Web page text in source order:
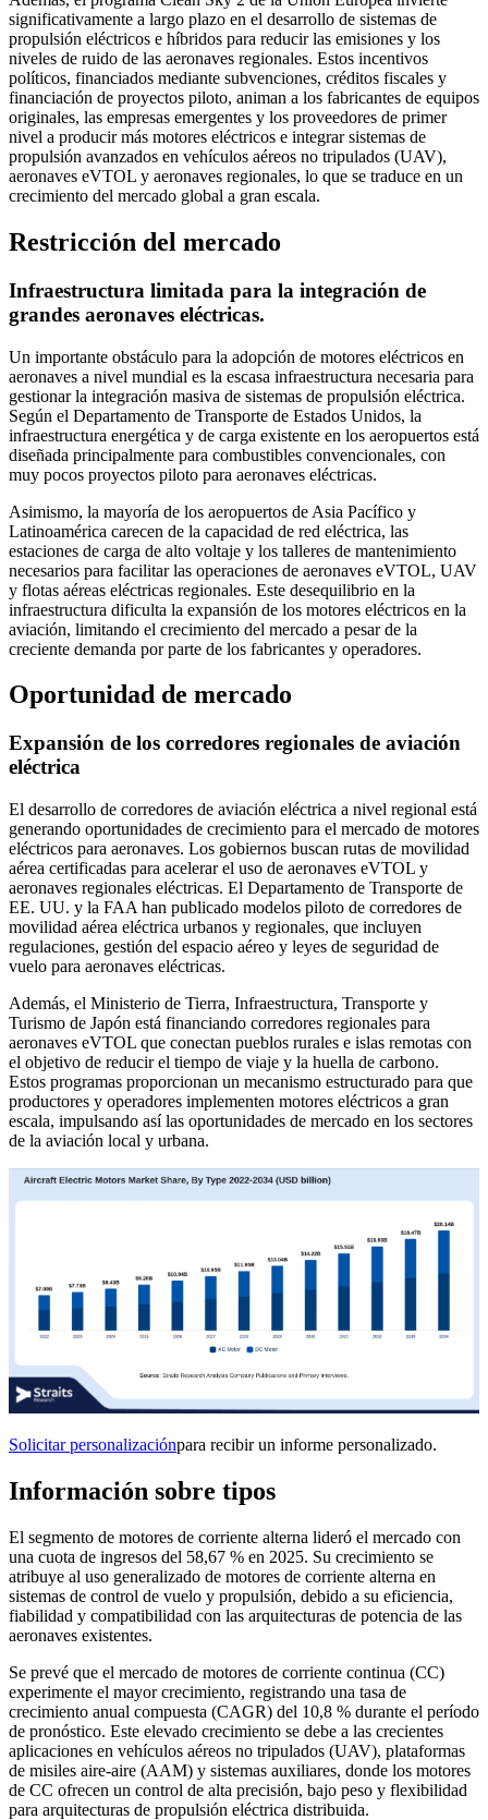
significativamente a largo plazo en el desarrollo de sistemas de
propulsión eléctricos e híbridos para reducir las emisiones y los
niveles de ruido de las aeronaves regionales. Estos incentivos
políticos, financiados mediante subvenciones, créditos fiscales y
financiación de proyectos piloto, animan a los fabricantes de equipos
originales, las empresas emergentes y los proveedores de primer
nivel a producir más motores eléctricos e integrar sistemas de
propulsión avanzados en vehículos aéreos no tripulados (UAV),
aeronaves eVTOL y aeronaves regionales, lo que se traduce en un
crecimiento del mercado global a gran escala.
Restricción del mercado
Infraestructura limitada para la integración de
grandes aeronaves eléctricas.
Un importante obstáculo para la adopción de motores eléctricos en
aeronaves a nivel mundial es la escasa infraestructura necesaria para
gestionar la integración masiva de sistemas de propulsión eléctrica.
Según el Departamento de Transporte de Estados Unidos, la
infraestructura energética y de carga existente en los aeropuertos está
diseñada principalmente para combustibles convencionales, con
muy pocos proyectos piloto para aeronaves eléctricas.
Asimismo, la mayoría de los aeropuertos de Asia Pacífico y
Latinoamérica carecen de la capacidad de red eléctrica, las
estaciones de carga de alto voltaje y los talleres de mantenimiento
necesarios para facilitar las operaciones de aeronaves eVTOL, UAV
y flotas aéreas eléctricas regionales. Este desequilibrio en la
infraestructura dificulta la expansión de los motores eléctricos en la
aviación, limitando el crecimiento del mercado a pesar de la
creciente demanda por parte de los fabricantes y operadores.
Oportunidad de mercado
Expansión de los corredores regionales de aviación
eléctrica
El desarrollo de corredores de aviación eléctrica a nivel regional está
generando oportunidades de crecimiento para el mercado de motores
eléctricos para aeronaves. Los gobiernos buscan rutas de movilidad
aérea certificadas para acelerar el uso de aeronaves eVTOL y
aeronaves regionales eléctricas. El Departamento de Transporte de
EE. UU. y la FAA han publicado modelos piloto de corredores de
movilidad aérea eléctrica urbanos y regionales, que incluyen
regulaciones, gestión del espacio aéreo y leyes de seguridad de
vuelo para aeronaves eléctricas.
Además, el Ministerio de Tierra, Infraestructura, Transporte y
Turismo de Japón está financiando corredores regionales para
aeronaves eVTOL que conectan pueblos rurales e islas remotas con
el objetivo de reducir el tiempo de viaje y la huella de carbono.
Estos programas proporcionan un mecanismo estructurado para que
productores y operadores implementen motores eléctricos a gran
escala, impulsando así las oportunidades de mercado en los sectores
de la aviación local y urbana.
Solicitar personalizaciónpara recibir un informe personalizado.
Información sobre tipos
El segmento de motores de corriente alterna lideró el mercado con
una cuota de ingresos del 58,67 % en 2025. Su crecimiento se
atribuye al uso generalizado de motores de corriente alterna en
sistemas de control de vuelo y propulsión, debido a su eficiencia,
fiabilidad y compatibilidad con las arquitecturas de potencia de las
aeronaves existentes.
Se prevé que el mercado de motores de corriente continua (CC)
experimente el mayor crecimiento, registrando una tasa de
crecimiento anual compuesta (CAGR) del 10,8 % durante el período
de pronóstico. Este elevado crecimiento se debe a las crecientes
aplicaciones en vehículos aéreos no tripulados (UAV), plataformas
de misiles aire-aire (AAM) y sistemas auxiliares, donde los motores
de CC ofrecen un control de alta precisión, bajo peso y flexibilidad
para arquitecturas de propulsión eléctrica distribuida.